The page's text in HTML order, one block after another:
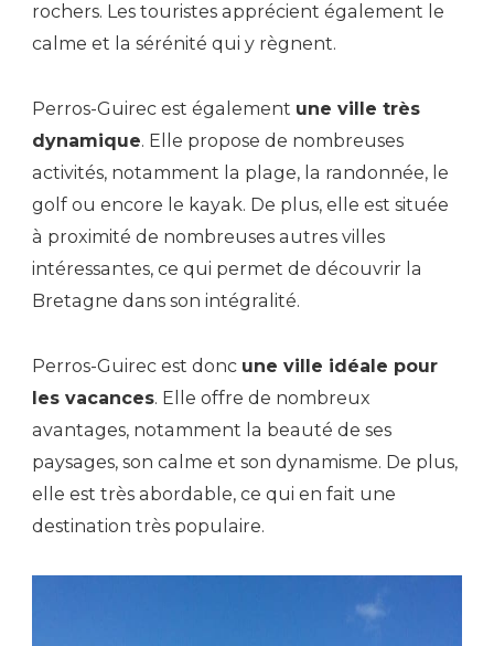
rochers. Les touristes apprécient également le
calme et la sérénité qui y règnent.
Perros-Guirec est également une ville très
dynamique. Elle propose de nombreuses
activités, notamment la plage, la randonnée, le
golf ou encore le kayak. De plus, elle est située
à proximité de nombreuses autres villes
intéressantes, ce qui permet de découvrir la
Bretagne dans son intégralité.
Perros-Guirec est donc une ville idéale pour
les vacances. Elle offre de nombreux
avantages, notamment la beauté de ses
paysages, son calme et son dynamisme. De plus,
elle est très abordable, ce qui en fait une
destination très populaire.